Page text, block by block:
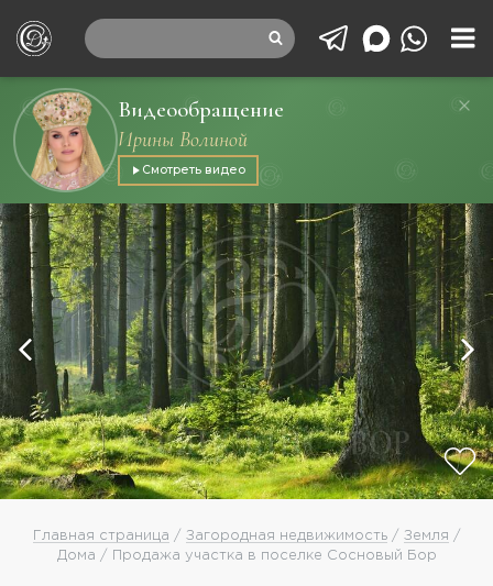
Видеообращение
Ирины Волиной
Смотреть видео
Главная страница / Загородная недвижимость/ Земля /
Дома / Продажа участка в поселке Сосновый Бор